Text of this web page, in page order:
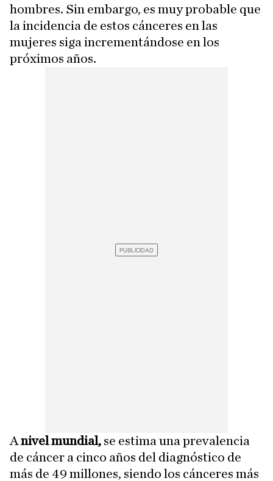
hombres. Sin embargo, es muy probable que
la incidencia de estos cánceres en las
mujeres siga incrementándose en los
próximos años.
A nivel mundial, se estima una prevalencia
de cáncer a cinco años del diagnóstico de
más de 49 millones, siendo los cánceres más